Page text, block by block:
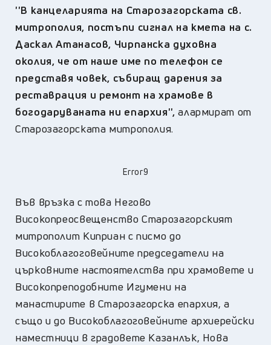
''В канцеларията на Старозагорската св.
митрополия, постъпи сигнал на кмета на с.
Даскал Атанасов, Чирпанска духовна
околия, че от наше име по телефон се
представя човек, събиращ дарения за
реставрация и ремонт на храмове в
богодаруваната ни епархия'', алармират от
Старозагорската митрополия.
Error9
Във връзка с това Негово
Високопреосвещенство Старозагорският
митрополит Киприан с писмо до
Високоблагоговейните председатели на
църковните настоятелства при храмовете и
Високопреподобните Игумени на
манастирите в Старозагорска епархия, а
също и до Високоблагоговейните архиерейски
наместници в градовете Казанлък, Нова